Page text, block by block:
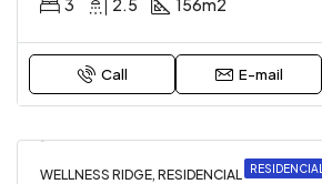
3 2.5 156m2
Call E-mail
RESIDENCIAL
WELLNESS RIDGE, RESIDENCIAL